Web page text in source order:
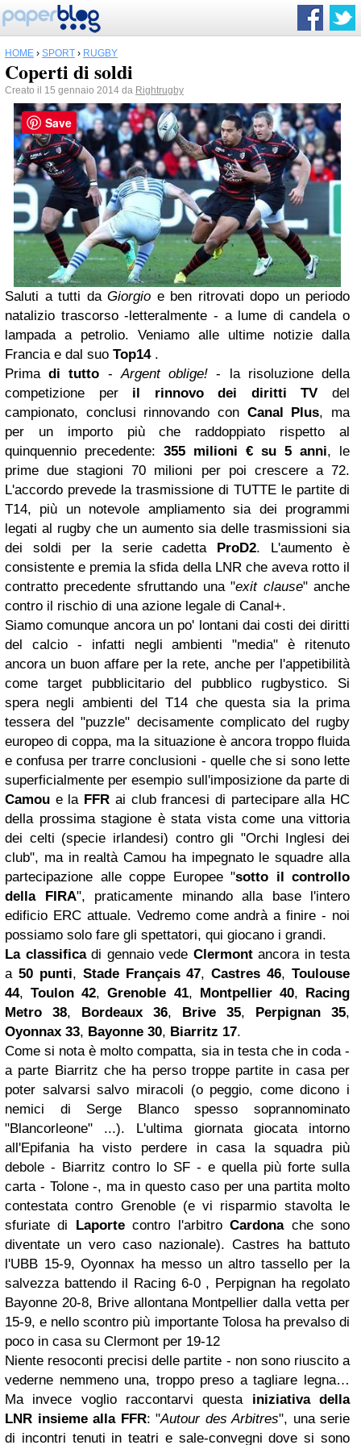
HOME › SPORT › RUGBY
Coperti di soldi
Creato il 15 gennaio 2014 da Rightrugby
Saluti a tutti da Giorgio e ben ritrovati dopo un periodo
natalizio trascorso -letteralmente - a lume di candela o
lampada a petrolio. Veniamo alle ultime notizie dalla
Francia e dal suo Top14.
Primadi tutto -Argent oblige! - la risoluzione della
competizione per il rinnovo dei diritti TV del
campionato, conclusi rinnovando con Canal Plus, ma
per un importo più che raddoppiato rispetto al
quinquennio precedente: 355 milioni € su 5 anni, le
prime due stagioni 70 milioni per poi crescere a 72.
L'accordo prevede la trasmissione di TUTTE le partite di
T14, più un notevole ampliamento sia dei programmi
legati al rugby che un aumento sia delle trasmissioni sia
dei soldi per la serie cadetta ProD2. L'aumento è
consistente e premia la sfida della LNR che aveva rotto il
contratto precedente sfruttando una "exit clause" anche
contro il rischio di una azione legale di Canal+.
Siamo comunque ancora un po' lontani dai costi dei diritti
del calcio - infatti negli ambienti "media" è ritenuto
ancora un buon affare per la rete, anche per l'appetibilità
come target pubblicitario del pubblico rugbystico. Si
spera negli ambienti del T14 che questa sia la prima
tessera del "puzzle" decisamente complicato del rugby
europeo di coppa, ma la situazione è ancora troppo fluida
e confusa per trarre conclusioni - quelle che si sono lette
superficialmente per esempio sull'imposizione da parte di
Camou e la FFR ai club francesi di partecipare alla HC
della prossima stagione è stata vista come una vittoria
dei celti (specie irlandesi) contro gli "Orchi Inglesi dei
club", ma in realtà Camou ha impegnato le squadre alla
partecipazione alle coppe Europee "sotto il controllo
della FIRA", praticamente minando alla base l'intero
edificio ERC attuale. Vedremo come andrà a finire - noi
possiamo solo fare gli spettatori, qui giocano i grandi.
La classificadi gennaio vede Clermontancora in testa
a 50 punti, Stade Français 47,Castres 46, Toulouse
44,Toulon 42,Grenoble 41, Montpellier 40, Racing
Metro 38, Bordeaux 36, Brive 35, Perpignan 35,
Oyonnax 33, Bayonne 30, Biarritz 17.
Come si nota è molto compatta, sia in testa che in coda -
a parte Biarritz che ha perso troppe partite in casa per
poter salvarsi salvo miracoli (o peggio, come dicono i
nemici di Serge Blanco spesso soprannominato
"Blancorleone" ...). L'ultima giornata giocata intorno
all'Epifania ha visto perdere in casa la squadra più
debole - Biarritz contro lo SF - e quella più forte sulla
carta - Tolone -, ma in questo caso per una partita molto
contestata contro Grenoble (e vi risparmio stavolta le
sfuriate di Laportecontro l'arbitroCardonache sono
diventate un vero caso nazionale). Castres ha battuto
l'UBB 15-9, Oyonnax ha messo un altro tassello per la
salvezza battendo il Racing 6-0 , Perpignan ha regolato
Bayonne 20-8, Brive allontana Montpellier dalla vetta per
15-9, e nello scontro più importante Tolosa ha prevalso di
poco in casa su Clermont per 19-12
Niente resoconti precisi delle partite - non sono riuscito a
vederne nemmeno una, troppo preso a tagliare legna…
Ma invece voglio raccontarvi questa iniziativa della
LNR insieme alla FFR: "Autour des Arbitres", una serie
di incontri tenuti in teatri e sale-convegni dove si sono
Save